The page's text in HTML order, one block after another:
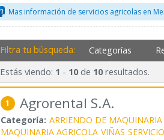
Mas información de servicios agricolas en
Filtra tu búsqueda: Categorías
Estás viendo: 1 - 10de 10resultados.
1 Agrorental S.A.
Categoría: ARRIENDO DE MAQUINARIA
MAQUINARIA AGRICOLA VIÑAS